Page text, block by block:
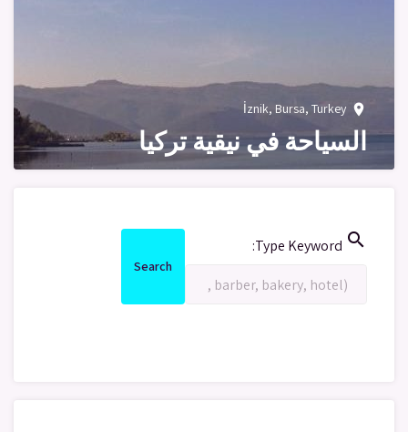
place
İznik, Bursa, Turkey
السياحة في نيقية تركيا
search
Search
Search